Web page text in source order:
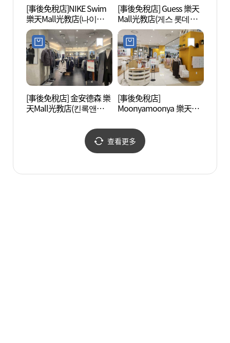
[事後免稅店]NIKE Swim
樂天Mall光教店(나이키
스윔 롯데몰 광교점)
[事後免稅店] Guess 樂天
Mall光教店(게스 롯데몰
광교점)
[事後免稅店] 金安德森 樂
天Mall光教店(킨록앤더슨
[事後免稅店]
Moonyamoonya 樂天
데몰 광교점)
查看更多